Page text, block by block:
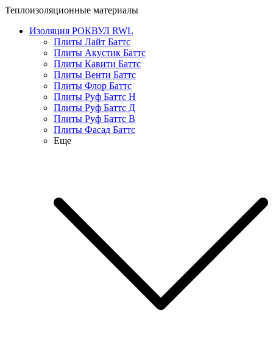
Теплоизоляционные материалы
Изоляция РОКВУЛ RWL
Плиты Лайт Баттс
Плиты Акустик Баттс
Плиты Кавити Баттс
Плиты Венти Баттс
Плиты Флор Баттс
Плиты Руф Баттс Н
Плиты Руф Баттс Д
Плиты Руф Баттс В
Плиты Фасад Баттс
Еще